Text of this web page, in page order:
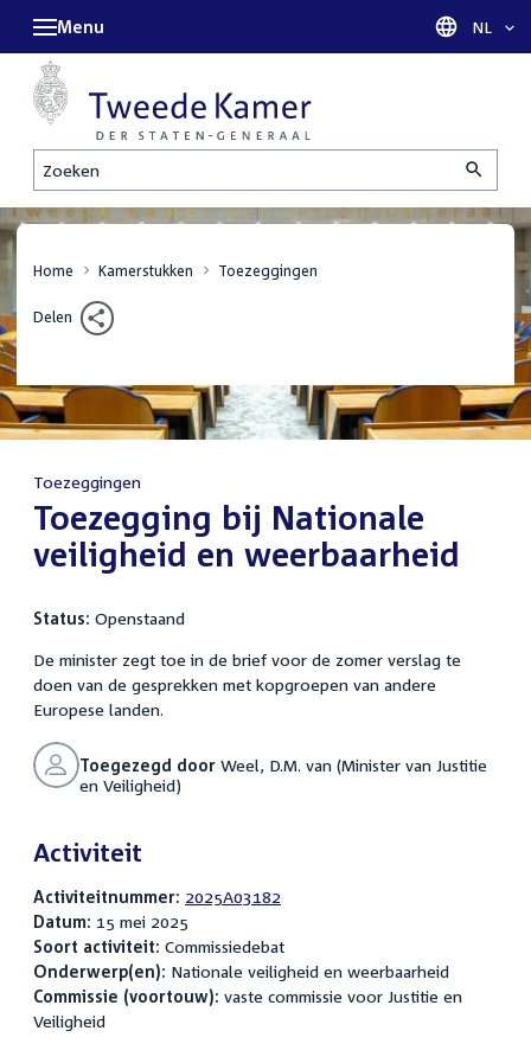
Zoeken
Menu Taal
NL
Home Kamerstukken Toezeggingen
Delen
Toezeggingen
:Toezegging bij Nationale
veiligheid en weerbaarheid
Status: Openstaand
De minister zegt toe in de brief voor de zomer verslag te
doen van de gesprekken met kopgroepen van andere
Europese landen.
Toegezegd doorWeel, D.M. van (Minister van Justitie
en Veiligheid)
Activiteit
Activiteitnummer: 2025A03182
Datum: 15 mei 2025
Soort activiteit: Commissiedebat
Onderwerp(en): Nationale veiligheid en weerbaarheid
Commissie (voortouw): vaste commissie voor Justitie en
Veiligheid